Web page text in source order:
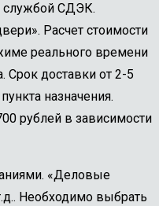
службой СДЭК.
Расчет стоимости
реального времени
Срок доставки от 2-5
назначения.
рублей в зависимости
«Деловые
Необходимо выбрать